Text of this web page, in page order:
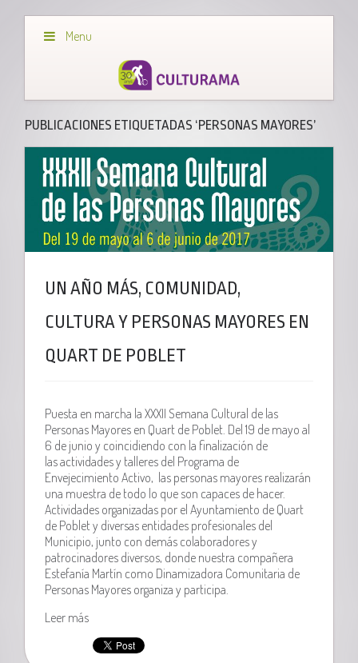
Menu
PUBLICACIONES ETIQUETADAS ‘PERSONAS MAYORES’
UN AÑO MÁS, COMUNIDAD,
CULTURA Y PERSONAS MAYORES EN
QUART DE POBLET
Puesta en marcha la XXXII Semana Cultural de las
Personas Mayores en Quart de Poblet. Del 19 de mayo al
6 de junio y coincidiendo con la finalización de
las actividades y talleres del Programa de
Envejecimiento Activo, las personas mayores realizarán
una muestra de todo lo que son capaces de hacer.
Actividades organizadas por el Ayuntamiento de Quart
de Poblet y diversas entidades profesionales del
Municipio, junto con demás colaboradores y
patrocinadores diversos, donde nuestra compañera
Estefanía Martín como Dinamizadora Comunitaria de
Personas Mayores organiza y participa.
Leer más